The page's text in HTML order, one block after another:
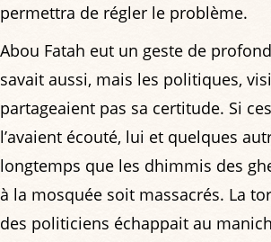
permettra de régler le problème.
Abou Fatah eut un geste de
savait aussi, mais les politiques,
partageaient pas sa certitude. Si
l’avaient écouté, lui et quelques
longtemps que les dhimmis des
à la mosquée soit massacrés. La
des politiciens échappait au